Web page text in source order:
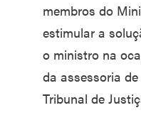
membros do
estimular a
o ministro na
da assessoria
Tribunal de